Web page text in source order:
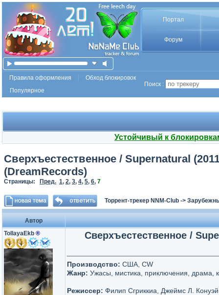
Портал
Форум
Правила оформления
Обход блокировок
Популярное
Поиск :
Устойчивый к
Сверхъестественное / Supernatural
(DreamRecords)
Страницы: Пред. 1, 2, 3, 4, 5, 6, 7
Торрент-трекер NNM-Club ->
Автор
TollayaEkb ® Сверхъестественное /
Производство: США, CW
Жанр: Ужасы, мистика, приключения, драма,
Режиссер: Филип Сгриккиа, Джеймс Л.